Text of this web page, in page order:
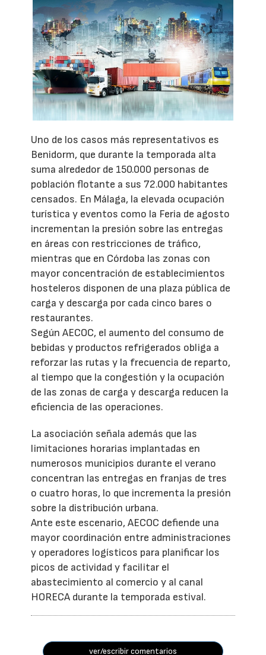
Uno de los casos más representativos es
Benidorm, que durante la temporada alta
suma alrededor de 150.000 personas de
población flotante a sus 72.000 habitantes
censados. En Málaga, la elevada ocupación
turística y eventos como la Feria de agosto
incrementan la presión sobre las entregas
en áreas con restricciones de tráfico,
mientras que en Córdoba las zonas con
mayor concentración de establecimientos
hosteleros disponen de una plaza pública de
carga y descarga por cada cinco bares o
restaurantes.
Según AECOC, el aumento del consumo de
bebidas y productos refrigerados obliga a
reforzar las rutas y la frecuencia de reparto,
al tiempo que la congestión y la ocupación
de las zonas de carga y descarga reducen la
eficiencia de las operaciones.
La asociación señala además que las
limitaciones horarias implantadas en
numerosos municipios durante el verano
concentran las entregas en franjas de tres
o cuatro horas, lo que incrementa la presión
sobre la distribución urbana.
Ante este escenario, AECOC defiende una
mayor coordinación entre administraciones
y operadores logísticos para planificar los
picos de actividad y facilitar el
abastecimiento al comercio y al canal
HORECA durante la temporada estival.
ver/escribir comentarios